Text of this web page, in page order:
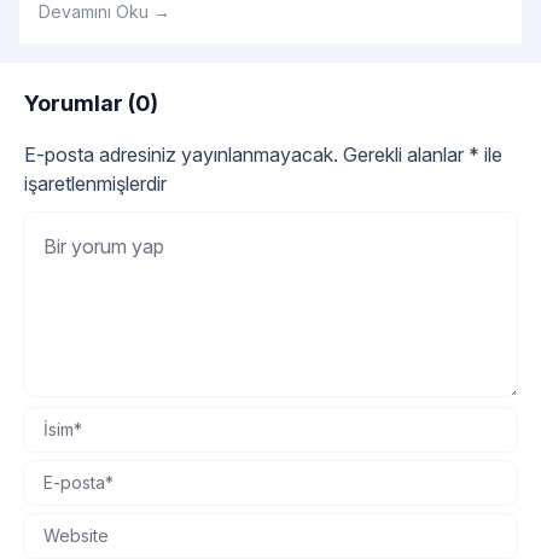
Genellikle hediyelik olarak alınan kehribar tesbih
Devamını Oku →
Yorumlar (0)
E-posta adresiniz yayınlanmayacak. Gerekli alanlar * ile
işaretlenmişlerdir